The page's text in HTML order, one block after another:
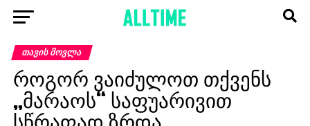
ᲗᲐᲕᲘᲡ ᲛᲝᲕᲚᲐ
როგორ ვაიძულოთ თქვენს
„მარაოს“ საფუარივით